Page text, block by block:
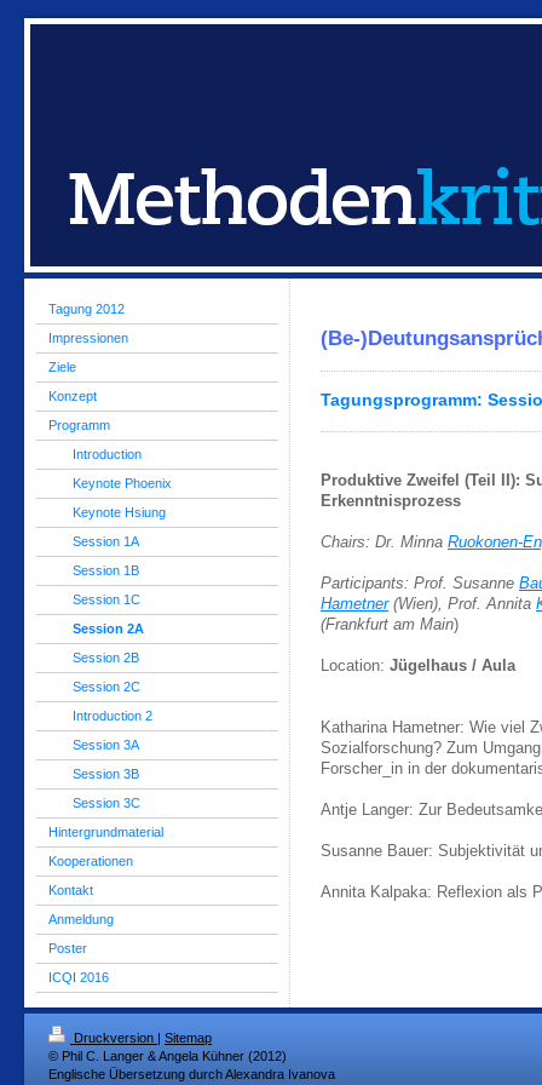
Tagung 2012
Impressionen
Ziele
Konzept
Programm
Introduction
Keynote Phoenix
Keynote Hsiung
Session 1A
Session 1B
Session 1C
Session 2A
Session 2B
Session 2C
Introduction 2
Session 3A
Session 3B
Session 3C
Hintergrundmaterial
Kooperationen
Kontakt
Anmeldung
Poster
ICQI 2016
(Be-
Tagungsprogramm:
Produktive Zweifel (Teil II):
Erkenntnisprozess
Chairs: Dr. Minna Ruokonen-
Participants: Prof. Susanne
Hametner(Wien) , Prof. Annita
(Frankfurt am Main)
Location: Jügelhaus / Aula
Katharina Hametner: Wie viel
Sozialforschung? Zum
Forscher_in in der
Antje Langer: Zur
Susanne Bauer: Subjektivität
Annita Kalpaka: Reflexion als
Druckversion | Sitemap
© Phil C. Langer & Angela Kühner (2012)
Englische Übersetzung durch Alexandra Ivanova